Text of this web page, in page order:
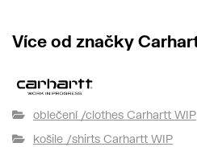
Více od značky
oblečení /clothes Carhartt WIP
košile /shirts Carhartt WIP